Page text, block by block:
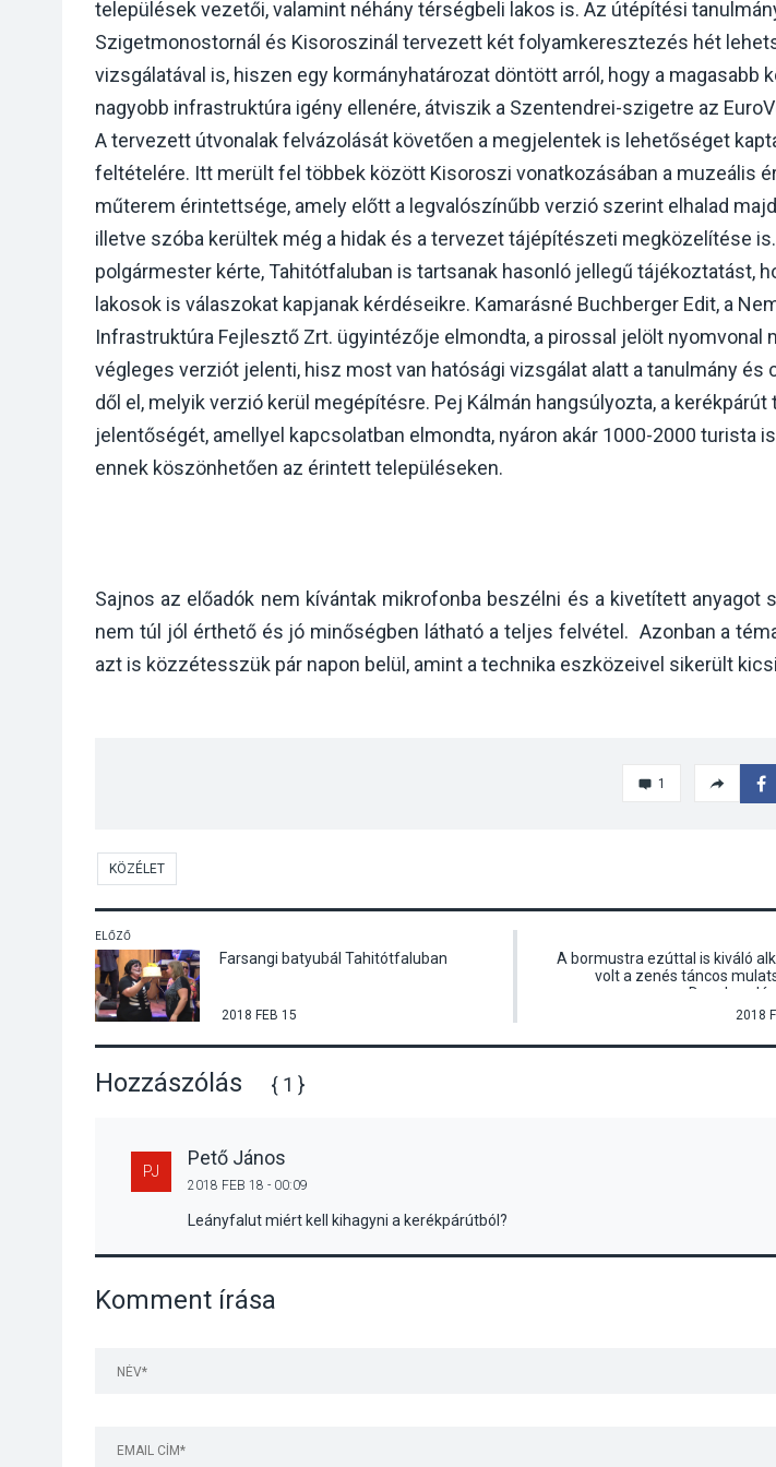
települések vezetői, valamint néhány térségbeli lakos is. Az útépítési
Szigetmonostornál és Kisoroszinál tervezett két folyamkeresztezés hét
vizsgálatával is, hiszen egy kormányhatározat döntött arról, hogy a magasabb
nagyobb infrastruktúra igény ellenére, átviszik a Szentendrei-szigetre az
A tervezett útvonalak felvázolását követően a megjelentek is lehetőséget
feltételére. Itt merült fel többek között Kisoroszi vonatkozásában a muzeális
műterem érintettsége, amely előtt a legvalószínűbb verzió szerint elhalad
illetve szóba kerültek még a hidak és a tervezet tájépítészeti megközelítése
polgármester kérte, Tahitótfaluban is tartsanak hasonló jellegű tájékoztatást,
lakosok is válaszokat kapjanak kérdéseikre. Kamarásné Buchberger Edit, a
Infrastruktúra Fejlesztő Zrt. ügyintézője elmondta, a pirossal jelölt nyomvonal
végleges verziót jelenti, hisz most van hatósági vizsgálat alatt a tanulmány és
dől el, melyik verzió kerül megépítésre. Pej Kálmán hangsúlyozta, a kerékpárút
jelentőségét, amellyel kapcsolatban elmondta, nyáron akár 1000-2000 turista
ennek köszönhetően az érintett településeken.
Sajnos az előadók nem kívántak mikrofonba beszélni és a kivetített anyagot
nem túl jól érthető és jó minőségben látható a teljes felvétel. Azonban a
azt is közzétesszük pár napon belül, amint a technika eszközeivel sikerült
1
KÖZÉLET
ELŐZŐ
Farsangi batyubál Tahitótfaluban
2018 FEB 15
A bormustra ezúttal is kiváló
volt a zenés táncos
2018
Hozzászólás { 1 }
PJ
Pető János
2018 FEB 18 - 00:09
Leányfalut miért kell kihagyni a kerékpárútból?
Komment írása